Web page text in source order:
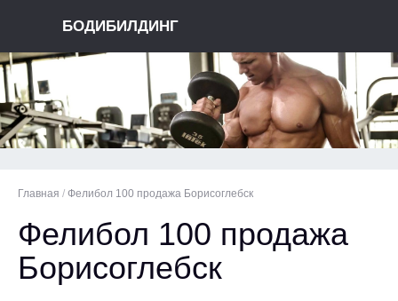
БОДИБИЛДИНГ
Главная / Фелибол 100 продажа Борисоглебск
Фелибол 100 продажа
Борисоглебск